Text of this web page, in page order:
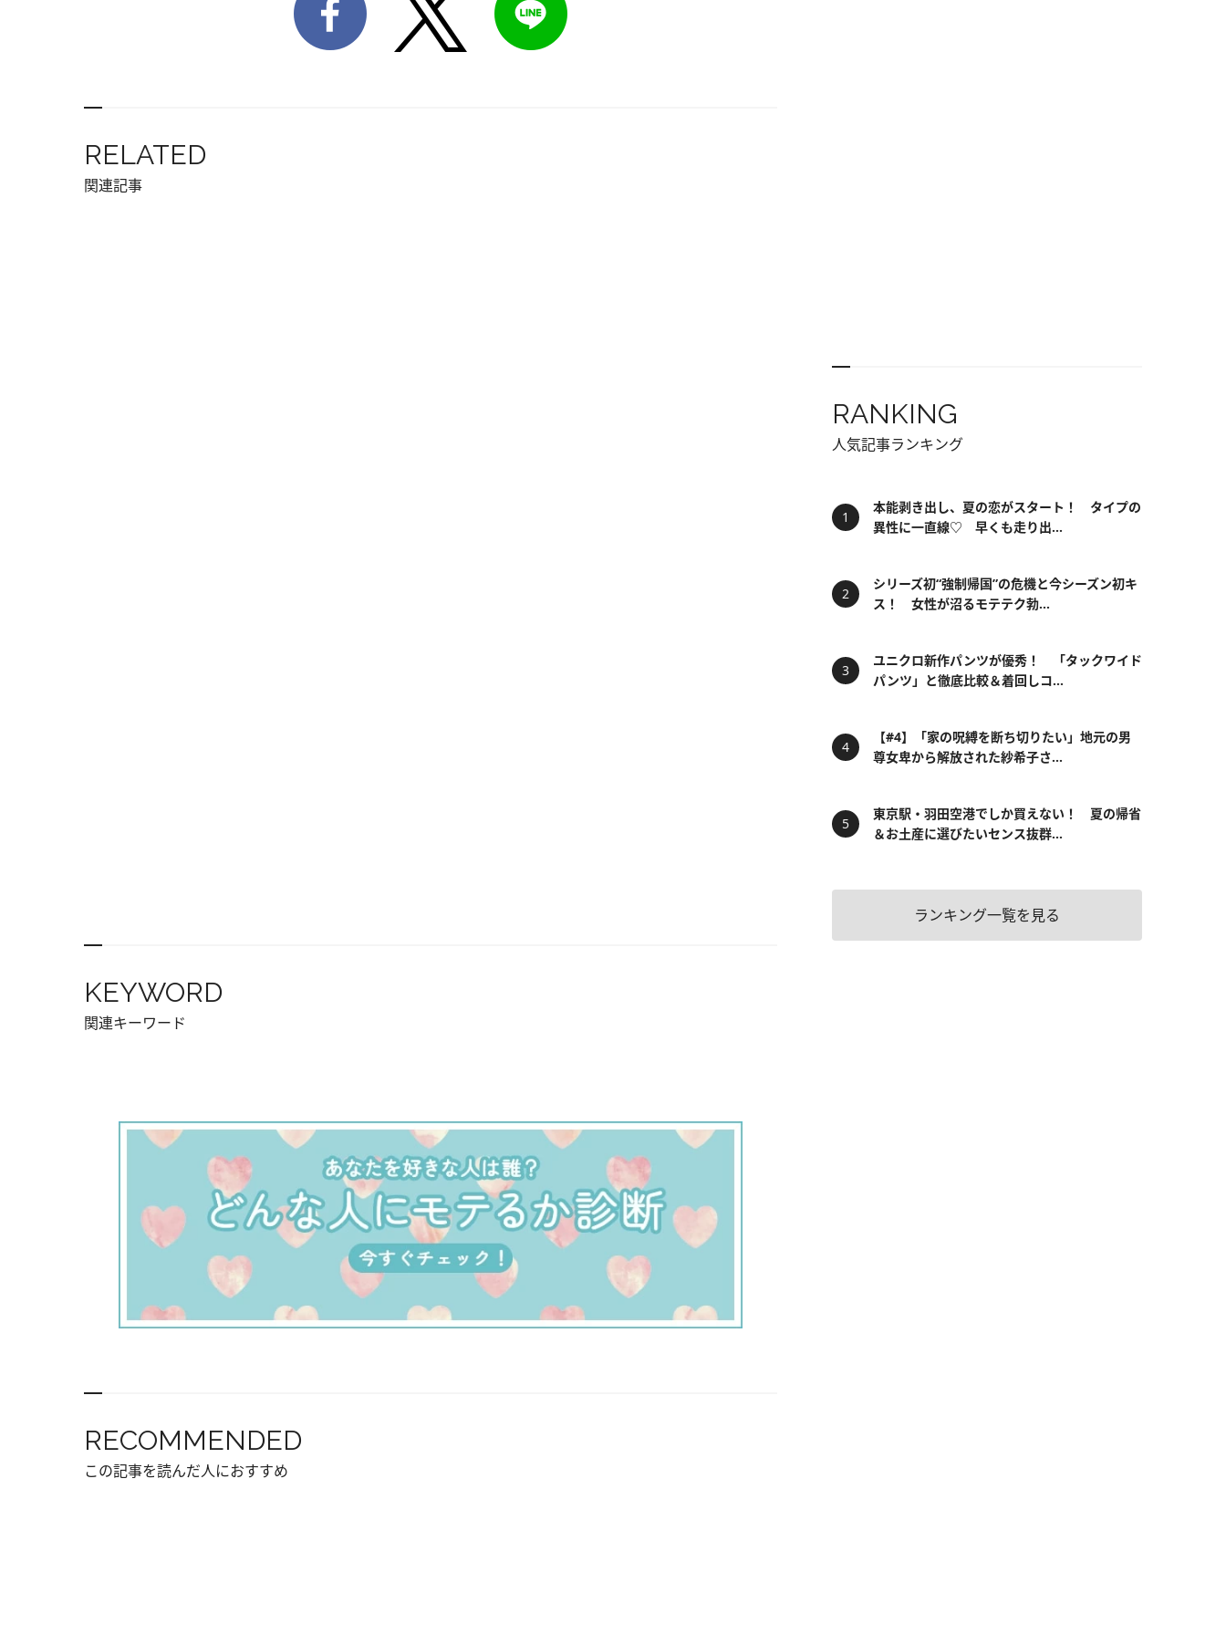
RELATED
関連記事
KEYWORD
関連キーワード
RECOMMENDED
この記事を読んだ人におすすめ
RANKING
人気記事ランキング
本能剥き出し、夏の恋がスタート！ タイプの
異性に一直線♡ 早くも走り出...
シリーズ初“強制帰国”の危機と今シーズン初キ
ス！ 女性が沼るモテテク勃...
ユニクロ新作パンツが優秀！ 「タックワイド
パンツ」と徹底比較＆着回しコ...
【#4】「家の呪縛を断ち切りたい」地元の男
尊女卑から解放された紗希子さ...
東京駅・羽田空港でしか買えない！ 夏の帰省
＆お土産に選びたいセンス抜群...
ランキング一覧を見る